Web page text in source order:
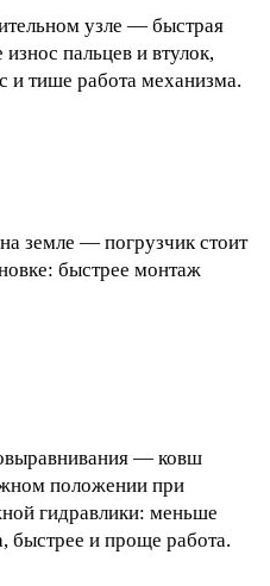
узле — быстрая
пальцев и втулок,
тише работа механизма.
земле — погрузчик стоит
быстрее монтаж
— ковш
положении при
гидравлики: меньше
быстрее и проще работа.